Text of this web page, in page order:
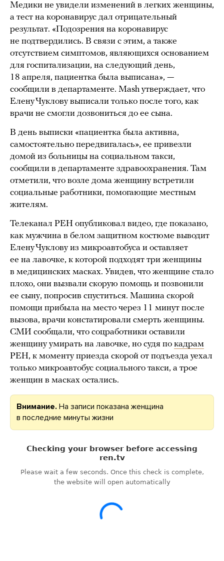
Медики не увидели изменений в легких женщины,
а тест на коронавирус дал отрицательный
результат. «Подозрения на коронавирус
не подтвердились. В связи с этим, а также
отсутствием симптомов, являющихся основанием
для госпитализации, на следующий день,
18 апреля, пациентка была выписана», —
сообщили в департаменте. Mash утверждает, что
Елену Чуклову выписали только после того, как
врачи не смогли дозвониться до ее сына.
В день выписки «пациентка была активна,
самостоятельно передвигалась», ее привезли
домой из больницы на социальном такси,
сообщили в департаменте здравоохранения. Там
отметили, что возле дома женщину встретили
социальные работники, помогающие местным
жителям.
Телеканал РЕН опубликовал видео, где показано,
как мужчина в белом защитном костюме выводит
Елену Чуклову из микроавтобуса и оставляет
ее на лавочке, к которой подходят три женщины
в медицинских масках. Увидев, что женщине стало
плохо, они вызвали скорую помощь и позвонили
ее сыну, попросив спуститься. Машина скорой
помощи прибыла на место через 11 минут после
вызова, врачи констатировали смерть женщины.
СМИ сообщали, что соцработники оставили
женщину умирать на лавочке, но судя по кадрам
РЕН, к моменту приезда скорой от подъезда уехал
только микроавтобус социального такси, а трое
женщин в масках остались.
Внимание. На записи показана женщина
в последние минуты жизни